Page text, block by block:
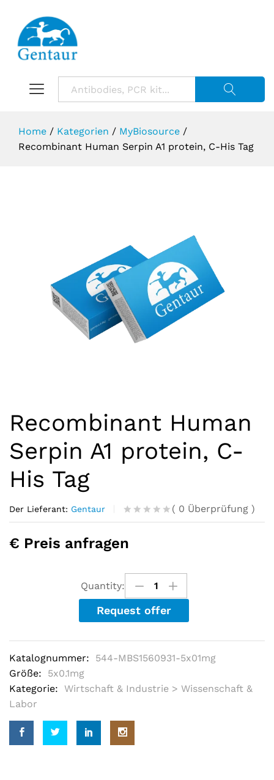
Home / Kategorien / MyBiosource /
Recombinant Human Serpin A1 protein, C-His Tag
Recombinant Human
Serpin A1 protein, C-
His Tag
Der Lieferant: Gentaur
R
t
o
u
t
o
f
5
a
e
n
0
s
t
o
m
( 0 Überprüfung )
€ Preis anfragen
Quantity:
Request offer
Katalognummer:
544-MBS1560931-5x01mg
Größe:
5x0.1mg
Kategorie:
Wirtschaft & Industrie > Wissenschaft &
Labor